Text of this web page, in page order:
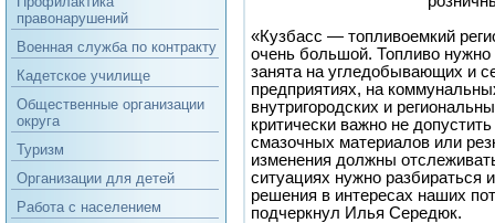
правонарушений
Военная служба по контракту
Кадетское училище
Общественные организации
округа
Туризм
Организации для детей
Работа с населением
«Кузбасс — топливоемкий
очень большой. Топливо нужно
занята на угледобывающих и
предприятиях, на
внутригородских и
критически важно не
смазочных материалов или
изменения должны
ситуациях нужно разбираться
решения в интересах наших
подчеркнул Илья Середюк.